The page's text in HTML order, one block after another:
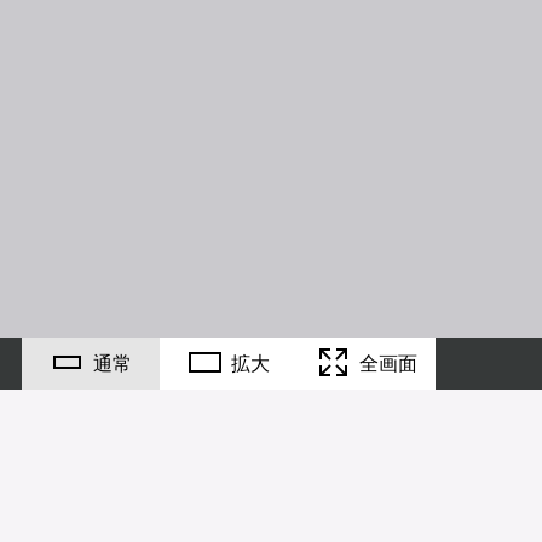
通常 拡大 全画面